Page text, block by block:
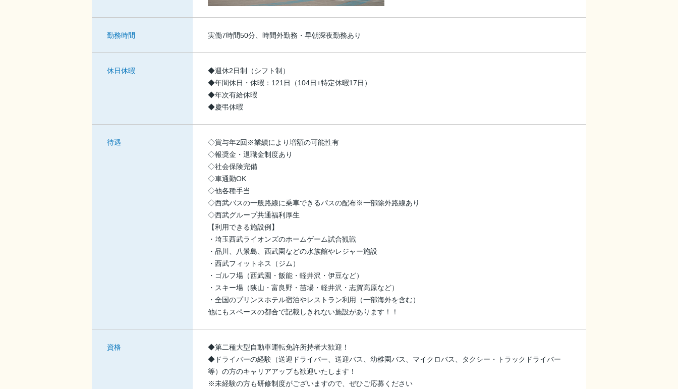
勤務時間 実働7時間50分、時間外勤務・早朝深夜勤務あり
休日休暇
◆週休2日制（シフト制）
◆年間休日・休暇：121日（104日+特定休暇17日）
◆年次有給休暇
◆慶弔休暇
待遇
◇賞与年2回※業績により増額の可能性有
◇報奨金・退職金制度あり
◇社会保険完備
◇車通勤OK
◇他各種手当
◇西武バスの一般路線に乗車できるパスの配布※一部除外路線あり
◇西武グループ共通福利厚生
【利用できる施設例】
・埼玉西武ライオンズのホームゲーム試合観戦
・品川、八景島、西武園などの水族館やレジャー施設
・西武フィットネス（ジム）
・ゴルフ場（西武園・飯能・軽井沢・伊豆など）
・スキー場（狭山・富良野・苗場・軽井沢・志賀高原など）
・全国のプリンスホテル宿泊やレストラン利用（一部海外を含む）
他にもスペースの都合で記載しきれない施設があります！！
資格
◆第二種大型自動車運転免許所持者大歓迎！
◆ドライバーの経験（送迎ドライバー、送迎バス、幼稚園バス、マイクロバス、タクシー・トラックドライバー
等）の方のキャリアアップも歓迎いたします！
※未経験の方も研修制度がございますので、ぜひご応募ください